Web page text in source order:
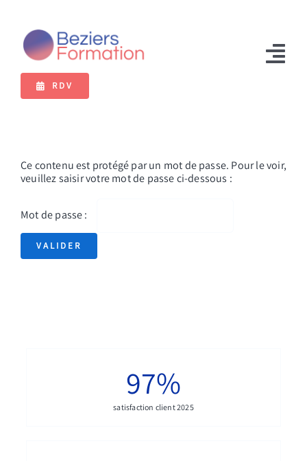
contenu
RDV
Ce contenu est protégé par un mot de passe. Pour le voir,
veuillez saisir votre mot de passe ci-dessous :
Mot de passe :
97%
satisfaction client 2025